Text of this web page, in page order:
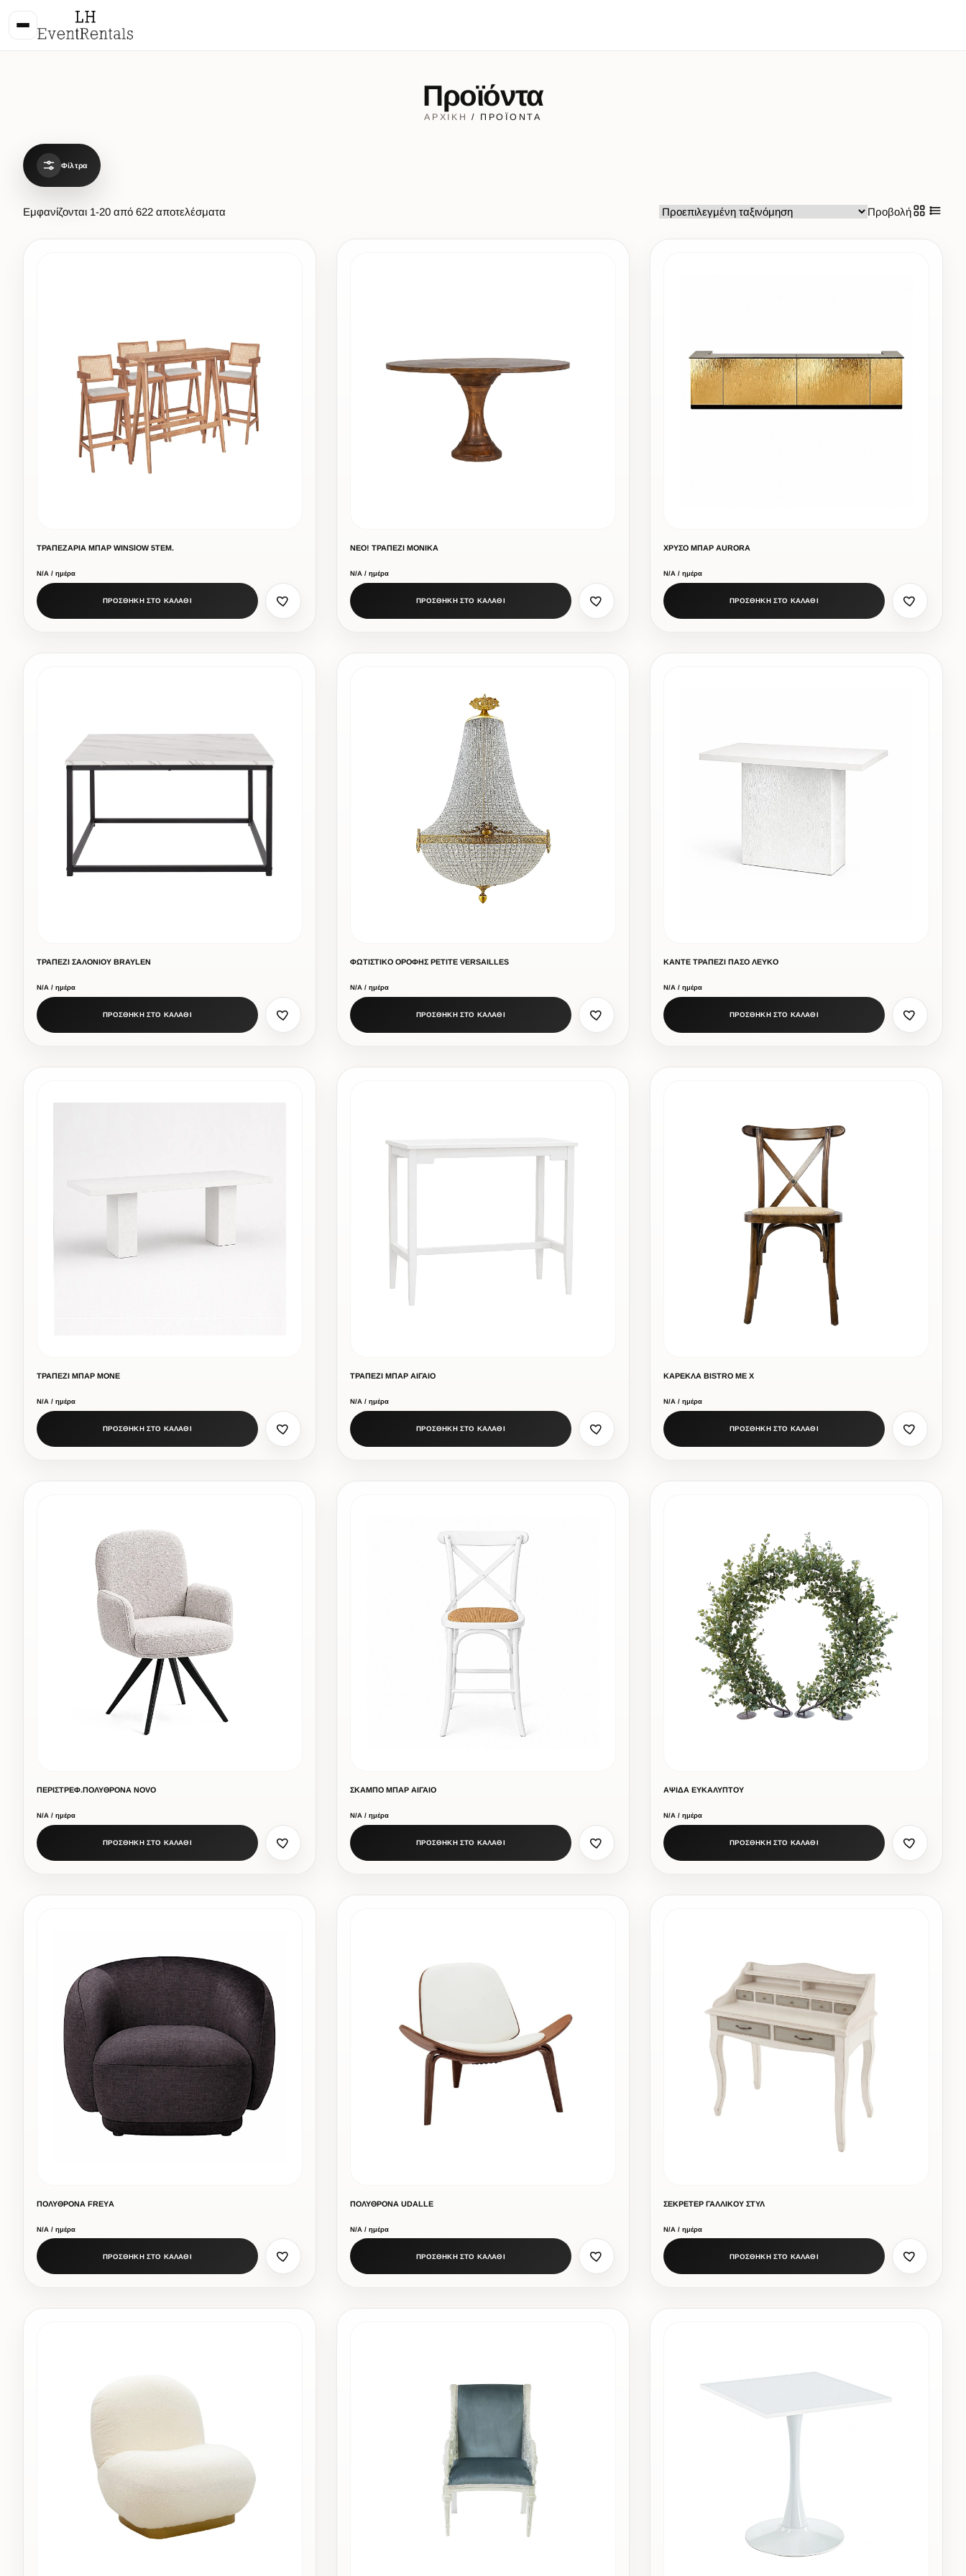
Προϊόντα
ΑΡΧΙΚΉ / ΠΡΟΪΌΝΤΑ
Φίλτρα
Εμφανίζονται 1-20 από 622 αποτελέσματα Προβολή
ΤΡΑΠΕΖΑΡΙΑ ΜΠΑΡ WINSlOW 5ΤΕΜ.
Ν/Α / ημέρα
ΠΡΟΣΘΗΚΗ ΣΤΟ ΚΑΛΑΘΙ
ΝΕΟ! ΤΡΑΠΕΖΙ ΜΟΝΙΚΑ
Ν/Α / ημέρα
ΠΡΟΣΘΗΚΗ ΣΤΟ ΚΑΛΑΘΙ
ΧΡΥΣΟ ΜΠΑΡ AURORA
Ν/Α / ημέρα
ΠΡΟΣΘΗΚΗ ΣΤΟ ΚΑΛΑΘΙ
ΤΡΑΠΕΖΙ ΣΑΛΟΝΙΟΥ BRAYLEN
Ν/Α / ημέρα
ΠΡΟΣΘΗΚΗ ΣΤΟ ΚΑΛΑΘΙ
ΦΩΤΙΣΤΙΚΟ ΟΡΟΦΗΣ PETITE VERSAILLES
Ν/Α / ημέρα
ΠΡΟΣΘΗΚΗ ΣΤΟ ΚΑΛΑΘΙ
ΚΑΝΤΕ ΤΡΑΠΕΖΙ ΠΑΣΟ ΛΕΥΚΟ
Ν/Α / ημέρα
ΠΡΟΣΘΗΚΗ ΣΤΟ ΚΑΛΑΘΙ
ΤΡΑΠΕΖΙ ΜΠΑΡ ΜΟΝΕ
Ν/Α / ημέρα
ΠΡΟΣΘΗΚΗ ΣΤΟ ΚΑΛΑΘΙ
ΤΡΑΠΕΖΙ ΜΠΑΡ ΑΙΓΑΙΟ
Ν/Α / ημέρα
ΠΡΟΣΘΗΚΗ ΣΤΟ ΚΑΛΑΘΙ
ΚΑΡΕΚΛΑ BISTRO ΜΕ Χ
Ν/Α / ημέρα
ΠΡΟΣΘΗΚΗ ΣΤΟ ΚΑΛΑΘΙ
ΠΕΡΙΣΤΡΕΦ.ΠΟΛΥΘΡΟΝΑ NOVO
Ν/Α / ημέρα
ΠΡΟΣΘΗΚΗ ΣΤΟ ΚΑΛΑΘΙ
ΣΚΑΜΠΟ ΜΠΑΡ ΑΙΓΑΙΟ
Ν/Α / ημέρα
ΠΡΟΣΘΗΚΗ ΣΤΟ ΚΑΛΑΘΙ
ΑΨΙΔΑ ΕΥΚΑΛΥΠΤΟΥ
Ν/Α / ημέρα
ΠΡΟΣΘΗΚΗ ΣΤΟ ΚΑΛΑΘΙ
ΠΟΛΥΘΡΟΝΑ FREΥA
Ν/Α / ημέρα
ΠΡΟΣΘΗΚΗ ΣΤΟ ΚΑΛΑΘΙ
ΠΟΛΥΘΡΟΝΑ UDALLE
Ν/Α / ημέρα
ΠΡΟΣΘΗΚΗ ΣΤΟ ΚΑΛΑΘΙ
ΣΕΚΡΕΤΕΡ ΓΑΛΛΙΚΟΥ ΣΤΥΛ
Ν/Α / ημέρα
ΠΡΟΣΘΗΚΗ ΣΤΟ ΚΑΛΑΘΙ